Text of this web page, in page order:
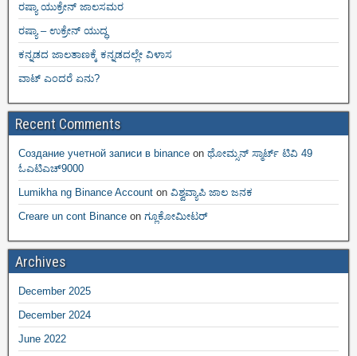
ರಷ್ಯಾ ಯುಕ್ರೇನ್ ಜಾಲಸಮರ
ರಷ್ಯಾ – ಉಕ್ರೇನ್ ಯುದ್ಧ
ಕನ್ನಡದ ಜಾಲತಾಣಕ್ಕೆ ಕನ್ನಡದಲ್ಲೇ ವಿಳಾಸ
ವಾಟ್ ಎಂದರೆ ಏನು?
Recent Comments
Создание учетной записи в binance on ಥೋಮ್ಸನ್ ಸ್ಮಾರ್ಟ್‌ ಟಿವಿ 49
ಓಎಟಿಎಚ್9000
Lumikha ng Binance Account on ವಿಶ್ವವ್ಯಾಪಿ ಜಾಲ ಜನಕ
Creare un cont Binance on ಗ್ಲೂಕೋಮೀಟರ್
Archives
December 2025
December 2024
June 2022